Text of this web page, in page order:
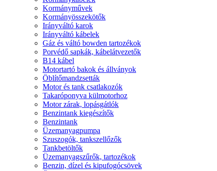
Kormányművek
Kormányösszekötők
Irányváltó karok
Irányváltó kábelek
Gáz és váltó bowden tartozékok
Porvédő sapkák, kábelátvezetők
B14 kábel
Motortartó bakok és állványok
Öblítőmandzsetták
Motor és tank csatlakozók
Takaróponyva külmotorhoz
Motor zárak, lopásgátlók
Benzintank kiegészítők
Benzintank
Üzemanyagpumpa
Szuszogók, tankszellőzők
Tankbetöltők
Üzemanyagszűrők, tartozékok
Benzin, dízel és kipufogócsövek